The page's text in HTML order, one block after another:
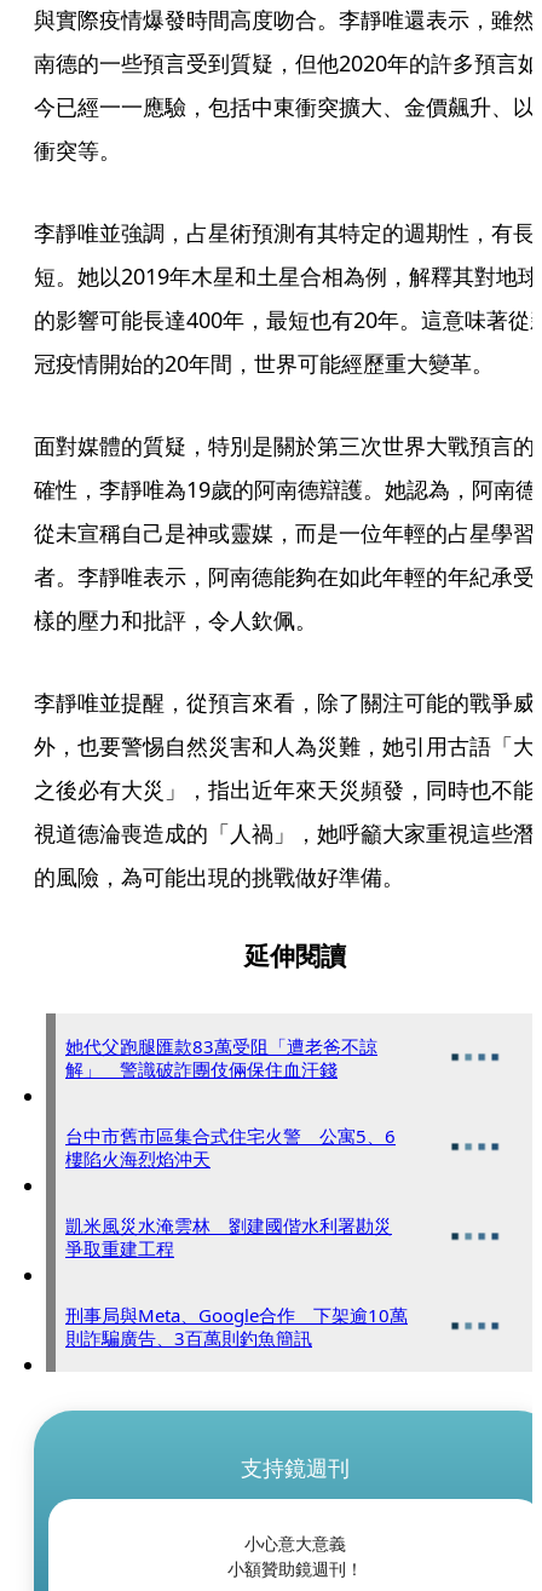
與實際疫情爆發時間高度吻合。李靜唯還表示，雖然
南德的一些預言受到質疑，但他2020年的許多預言如
今已經一一應驗，包括中東衝突擴大、金價飆升、以
衝突等。
李靜唯並強調，占星術預測有其特定的週期性，有長
短。她以2019年木星和土星合相為例，解釋其對地球
的影響可能長達400年，最短也有20年。這意味著從
冠疫情開始的20年間，世界可能經歷重大變革。
面對媒體的質疑，特別是關於第三次世界大戰預言的
確性，李靜唯為19歲的阿南德辯護。她認為，阿南德
從未宣稱自己是神或靈媒，而是一位年輕的占星學習
者。李靜唯表示，阿南德能夠在如此年輕的年紀承受
樣的壓力和批評，令人欽佩。
李靜唯並提醒，從預言來看，除了關注可能的戰爭威
外，也要警惕自然災害和人為災難，她引用古語「大
之後必有大災」，指出近年來天災頻發，同時也不能
視道德淪喪造成的「人禍」，她呼籲大家重視這些潛
的風險，為可能出現的挑戰做好準備。
延伸閱讀
她代父跑腿匯款83萬受阻「遭老爸不諒
解」 警識破詐團伎倆保住血汗錢
台中市舊市區集合式住宅火警 公寓5、6
樓陷火海烈焰沖天
凱米風災水淹雲林 劉建國偕水利署勘災
爭取重建工程
刑事局與Meta、Google合作 下架逾10萬
則詐騙廣告、3百萬則釣魚簡訊
支持鏡週刊
小心意大意義
小額贊助鏡週刊！